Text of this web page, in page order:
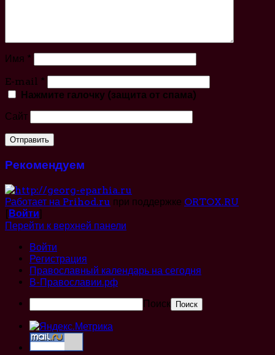
Имя *
E-mail *
Нажмите галочку (защита от спама)
Сайт
Рекомендуем
Работает на Prihod.ru при поддержке ORTOX.RU
[Войти]
Перейти к верхней панели
Войти
Регистрация
Православный календарь на сегодня
В-Православии.рф
Поиск